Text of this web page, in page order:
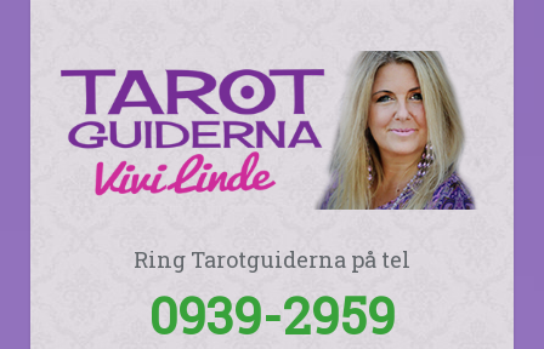
Ring Tarotguiderna på tel
0939-2959